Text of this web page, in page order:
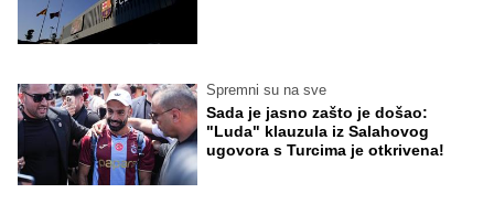
Spremni su na sve
Sada je jasno zašto je došao:
"Luda" klauzula iz Salahovog
ugovora s Turcima je otkrivena!